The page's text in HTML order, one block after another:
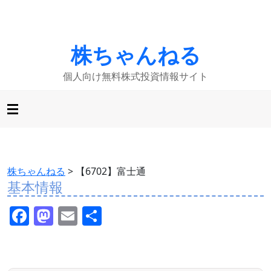
株ちゃんねる
個人向け無料株式投資情報サイト
株ちゃんねる > 【6702】富士通
基本情報
F M E